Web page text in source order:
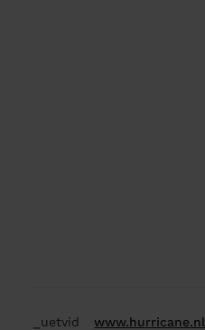
_uetvid www.hurricane.nl